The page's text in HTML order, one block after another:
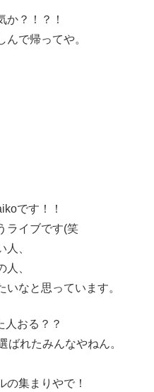
か？！？！
で帰ってや。
です！！
ライブです(笑
、
、
なと思っています。
人おる？？
ばれたみんなやねん。
の集まりやで！